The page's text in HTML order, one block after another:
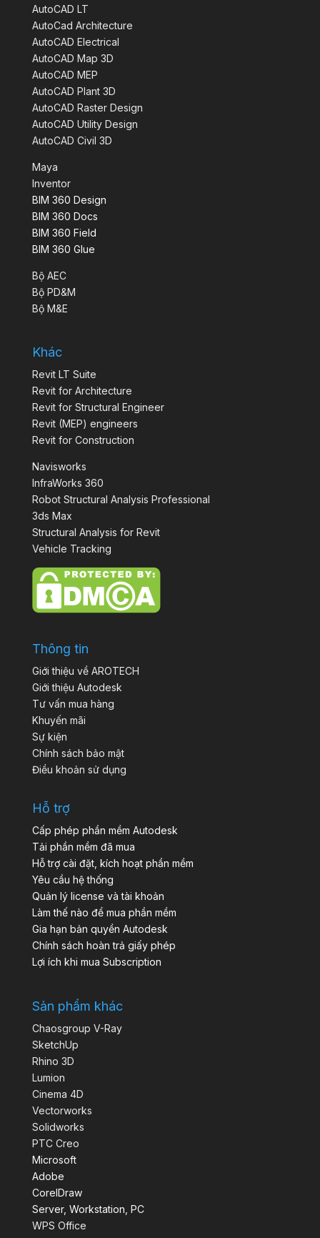
AutoCAD LT
AutoCad Architecture
AutoCAD Electrical
AutoCAD Map 3D
AutoCAD MEP
AutoCAD Plant 3D
AutoCAD Raster Design
AutoCAD Utility Design
AutoCAD Civil 3D
Maya
Inventor
BIM 360 Design
BIM 360 Docs
BIM 360 Field
BIM 360 Glue
Bộ AEC
Bộ PD&M
Bộ M&E
Khác
Revit LT Suite
Revit for Architecture
Revit for Structural Engineer
Revit (MEP) engineers
Revit for Construction
Navisworks
InfraWorks 360
Robot Structural Analysis Professional
3ds Max
Structural Analysis for Revit
Vehicle Tracking
Thông tin
Giới thiệu về AROTECH
Giới thiệu Autodesk
Tư vấn mua hàng
Khuyến mãi
Sự kiện
Chính sách bảo mật
Điều khoản sử dụng
Hỗ trợ
Cấp phép phần mềm Autodesk
Tải phần mềm đã mua
Hỗ trợ cài đặt, kích hoạt phần mềm
Yêu cầu hệ thống
Quản lý license và tài khoản
Làm thế nào để mua phần mềm
Gia hạn bản quyền Autodesk
Chính sách hoàn trả giấy phép
Lợi ích khi mua Subscription
Sản phẩm khác
Chaosgroup V-Ray
SketchUp
Rhino 3D
Lumion
Cinema 4D
Vectorworks
Solidworks
PTC Creo
Microsoft
Adobe
CorelDraw
Server, Workstation, PC
WPS Office